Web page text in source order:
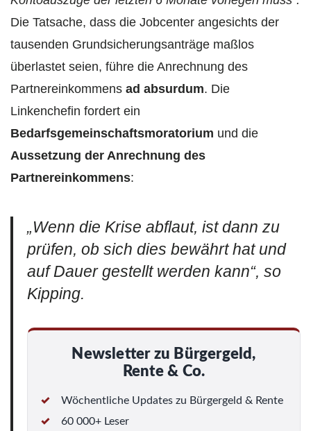
Die Tatsache, dass die Jobcenter angesichts der
tausenden Grundsicherungsanträge maßlos
überlastet seien, führe die Anrechnung des
Partnereinkommens ad absurdum. Die
Linkenchefin fordert ein
Bedarfsgemeinschaftsmoratorium und die
Aussetzung der Anrechnung des
Partnereinkommens:
„Wenn die Krise abflaut, ist dann zu
prüfen, ob sich dies bewährt hat und
auf Dauer gestellt werden kann“, so
Kipping.
Newsletter zu Bürgergeld,
Rente & Co.
Wöchentliche Updates zu Bürgergeld & Rente
60 000+ Leser